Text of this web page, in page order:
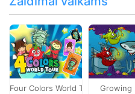
Four Colors World Tour Growing